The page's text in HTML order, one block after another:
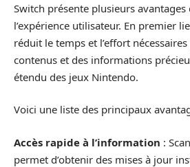
Switch présente plusieurs
l’expérience utilisateur. En premier
réduit le temps et l’effort
contenus et des informations
étendu des jeux Nintendo.
Voici une liste des principaux
Accès rapide à l’information :
permet d’obtenir des mises à jour